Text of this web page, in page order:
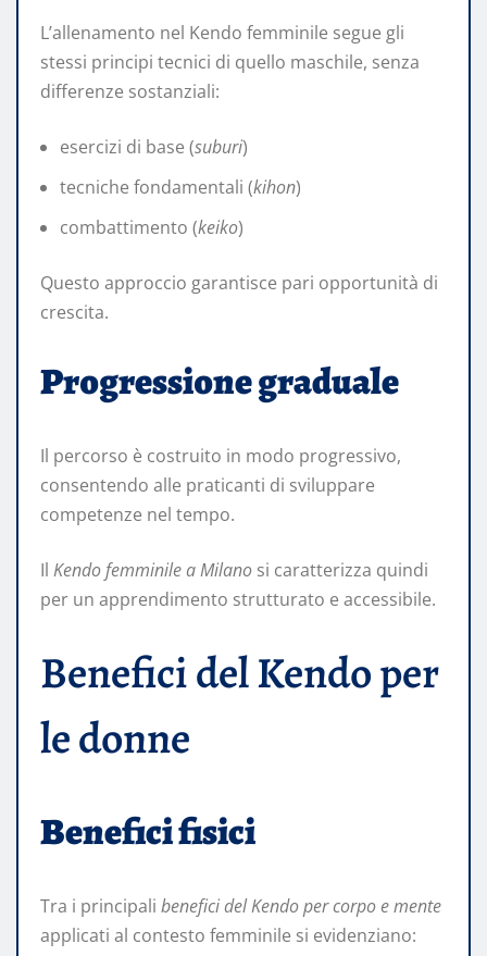
L’allenamento nel Kendo femminile segue gli
stessi principi tecnici di quello maschile, senza
differenze sostanziali:
esercizi di base (suburi)
tecniche fondamentali (kihon)
combattimento (keiko)
Questo approccio garantisce pari opportunità di
crescita.
Progressione graduale
Il percorso è costruito in modo progressivo,
consentendo alle praticanti di sviluppare
competenze nel tempo.
Il Kendo femminile a Milano si caratterizza quindi
per un apprendimento strutturato e accessibile.
Benefici del Kendo per
le donne
Benefici fisici
Tra i principali benefici del Kendo per corpo e mente
applicati al contesto femminile si evidenziano: